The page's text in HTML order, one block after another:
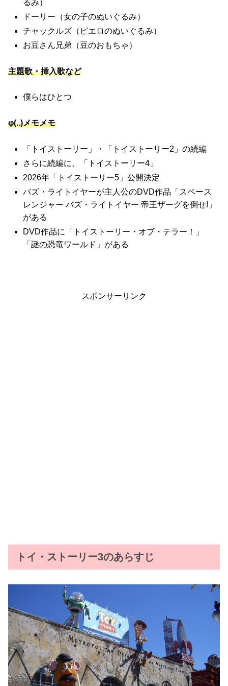
るみ）
ドーリー（女の子のぬいぐるみ）
チャックルズ（ピエロのぬいぐるみ）
お豆さん兄弟（豆のおもちゃ）
主題歌・挿入歌など
僕らはひとつ
φ(..)メモメモ
「トイストーリー」・「トイストーリー2」の続編
さらに続編に、「トイストーリー4」
2026年「トイストーリー5」公開決定
バズ・ライトイヤーが主人公のDVD作品「スペース
レンジャー バズ・ライトイヤー 帝王ザーグを倒せ!」
がある
DVD作品に「トイストーリー・オブ・テラー！」
「謎の恐竜ワールド」がある
スポンサーリンク
トイ・ストーリー3のあらすじ